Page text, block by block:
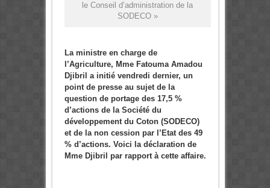
le Conseil d’administration de la
SODECO »
La ministre en charge de
l’Agriculture, Mme Fatouma Amadou
Djibril a initié vendredi dernier, un
point de presse au sujet de la
question de portage des 17,5 %
d’actions de la Société du
développement du Coton (SODECO)
et de la non cession par l’Etat des 49
% d’actions. Voici la déclaration de
Mme Djibril par rapport à cette affaire.